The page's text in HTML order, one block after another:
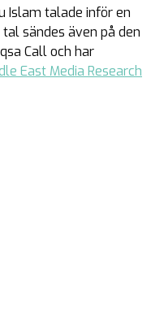
Islam talade inför en
sändes även på den
Call och har
East Media Research